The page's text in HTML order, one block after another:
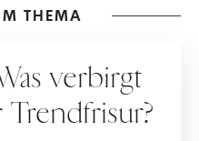
THEMA
verbirgt